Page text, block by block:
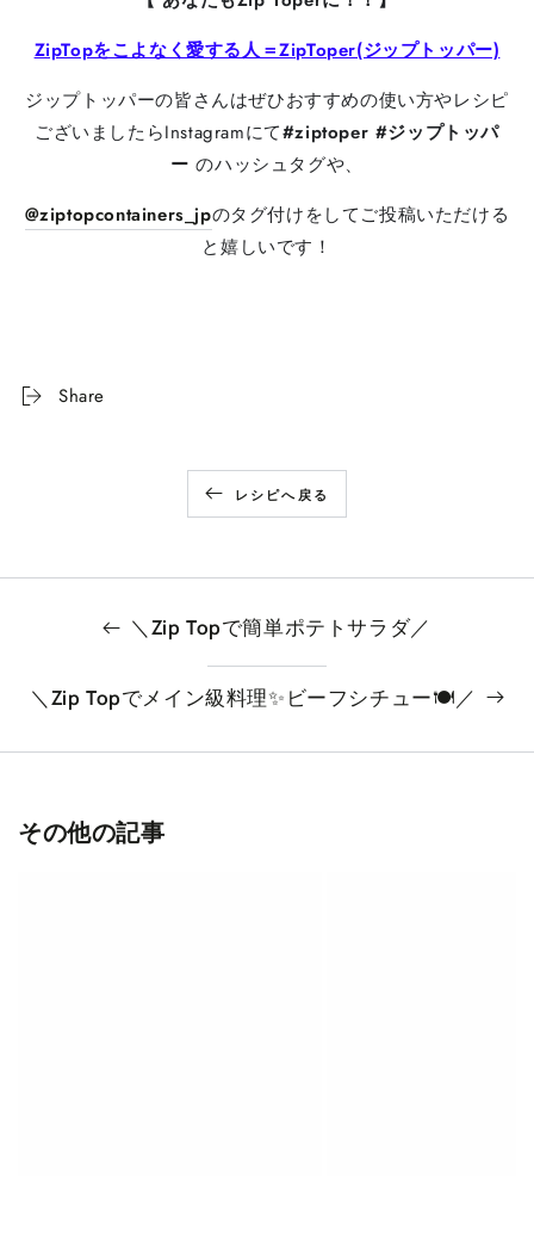
ZipTopをこよなく愛する人＝ZipToper(ジップトッパー)
ジップトッパーの皆さんはぜひおすすめの使い方やレシピ
ございましたらInstagramにて#ziptoper #ジップトッパ
ー のハッシュタグや、
@ziptopcontainers_jpのタグ付けをしてご投稿いただける
と嬉しいです！
Share
レシピへ戻る
＼Zip Topで簡単ポテトサラダ／
＼Zip Topでメイン級料理✨ビーフシチュー🍽️／
その他の記事